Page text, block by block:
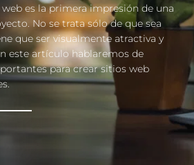
es la primera impresión de una
No se trata sólo de que sea
que ser visualmente atractiva y
este artículo hablaremos de
para crear sitios web